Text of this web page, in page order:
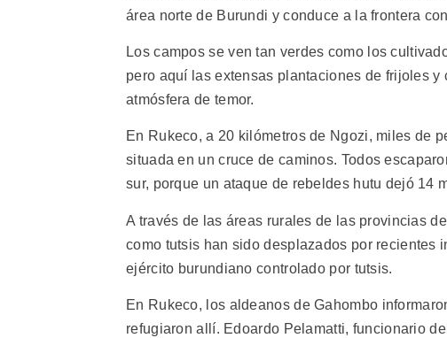
área norte de Burundi y conduce a la frontera
Los campos se ven tan verdes como los
pero aquí las extensas plantaciones de frijoles
atmósfera de temor.
En Rukeco, a 20 kilómetros de Ngozi, miles de
situada en un cruce de caminos. Todos
sur, porque un ataque de rebeldes hutu dejó 14
A través de las áreas rurales de las provincias
como tutsis han sido desplazados por recientes
ejército burundiano controlado por tutsis.
En Rukeco, los aldeanos de Gahombo
refugiaron allí. Edoardo Pelamatti, funcionario